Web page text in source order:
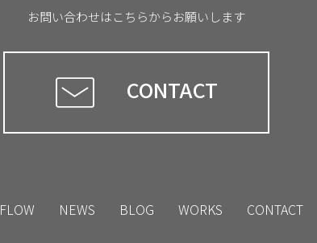
お問い合わせはこちらからお願いします
CONTACT
FLOW NEWS BLOG WORKS CONTACT